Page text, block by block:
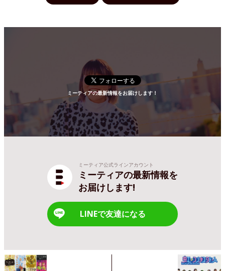
ミーティアの最新情報をお届けします！
ミーティア公式ラインアカウント
ミーティアの最新情報を
お届けします!
LINEで友達になる